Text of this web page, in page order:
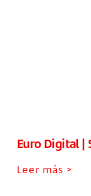
Euro Digital |
Leer más >